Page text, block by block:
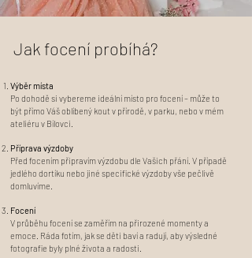
Jak focení probíhá?
Výběr místa
Po dohodě si vybereme ideální místo pro focení – může to
být přímo Váš oblíbený kout v přírodě, v parku, nebo v mém
ateliéru v Bílovci.
Příprava výzdoby
Před focením připravím výzdobu dle Vašich přání. V případě
jedlého dortíku nebo jiné specifické výzdoby vše pečlivě
domluvíme.
Focení
V průběhu focení se zaměřím na přirozené momenty a
emoce. Ráda fotím, jak se děti baví a radují, aby výsledné
fotografie byly plné života a radosti.